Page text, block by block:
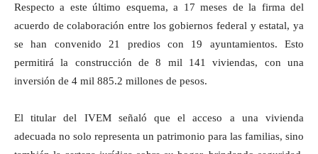
Respecto a este último esquema, a 17 meses de la firma del
acuerdo de colaboración entre los gobiernos federal y estatal, ya
se han convenido 21 predios con 19 ayuntamientos. Esto
permitirá la construcción de 8 mil 141 viviendas, con una
inversión de 4 mil 885.2 millones de pesos.
El titular del IVEM señaló que el acceso a una vivienda
adecuada no solo representa un patrimonio para las familias, sino